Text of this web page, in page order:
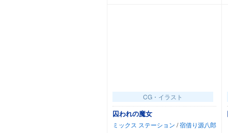
CG・イラスト
囚われの魔女
ミックス ステーション /宿借り源八郎